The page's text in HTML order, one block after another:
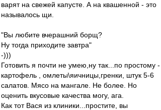
варят на свежей капусте. А на квашенной - это
называлось щи.
"Вы любите вчерашний борщ?
Ну тогда приходите завтра"
-)))
Готовить я почти не умею,ну так...по простому -
картофель , омлеты\яичницы,гренки, штук 5-6
салатов. Мясо на мангале. Не более. Но
оценить вкусовые качества могу, ага.
Как тот Вася из клиники...простите, вы